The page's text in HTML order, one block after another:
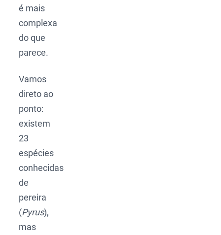
é mais
complexa
do que
parece.
Vamos
direto ao
ponto:
existem
23
espécies
conhecidas
de
pereira
(Pyrus),
mas